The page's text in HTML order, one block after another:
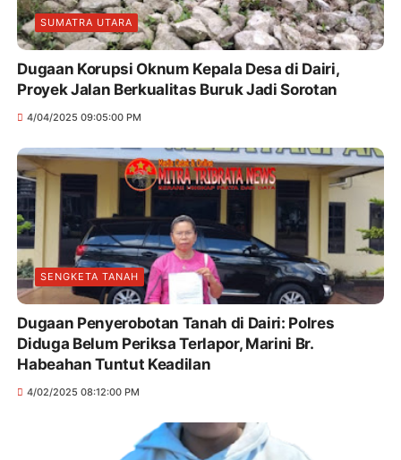
SUMATRA UTARA
Dugaan Korupsi Oknum Kepala Desa di Dairi,
Proyek Jalan Berkualitas Buruk Jadi Sorotan
4/04/2025 09:05:00 PM
SENGKETA TANAH
Dugaan Penyerobotan Tanah di Dairi: Polres
Diduga Belum Periksa Terlapor, Marini Br.
Habeahan Tuntut Keadilan
4/02/2025 08:12:00 PM